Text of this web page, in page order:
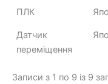
ПЛК
Датчик
переміщення
Записи з 1 по 9 із 9